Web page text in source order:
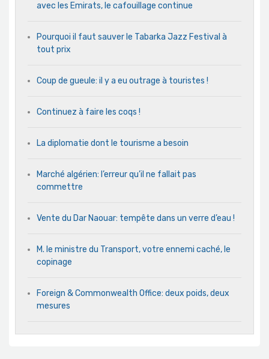
avec les Emirats, le cafouillage continue
Pourquoi il faut sauver le Tabarka Jazz Festival à
tout prix
Coup de gueule: il y a eu outrage à touristes !
Continuez à faire les coqs !
La diplomatie dont le tourisme a besoin
Marché algérien: l’erreur qu’il ne fallait pas
commettre
Vente du Dar Naouar: tempête dans un verre d’eau !
M. le ministre du Transport, votre ennemi caché, le
copinage
Foreign & Commonwealth Office: deux poids, deux
mesures